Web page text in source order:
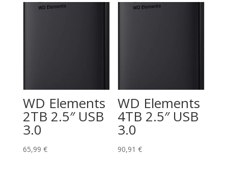
WD Elements
2TB 2.5″ USB
3.0
65,99 €
WD Elements
4TB 2.5″ USB
3.0
90,91€